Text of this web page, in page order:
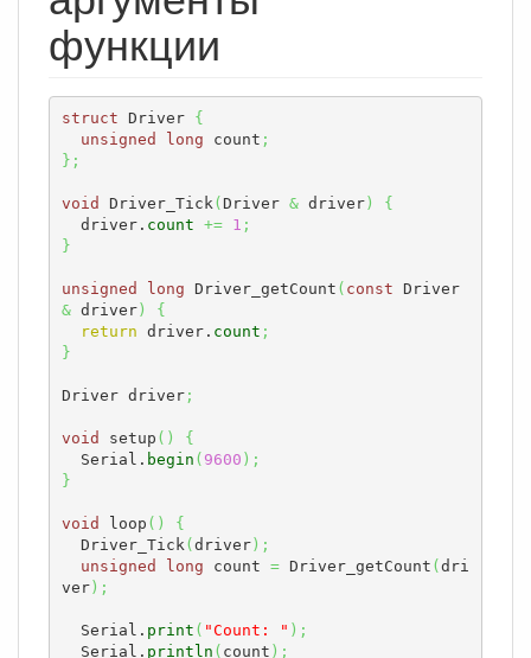
функции
struct Driver {
unsigned
long count ;
} ;
void Driver_Tick( Driver & driver)
{
  driver.
count += 1 ;
}
unsigned long Driver_getCount ( const
Driver
& driver)
{
return driver. count ;
}
Driver driver;
void setup ( )
{
  Serial.
begin ( 9600 ) ;
}
void loop ( )
{
  Driver_Tick
( driver) ;
unsigned
long count = Driver_getCount ( dri
ver) ;
  Serial.
print ( "Count: " ) ;
  Serial.
println ( count ) ;